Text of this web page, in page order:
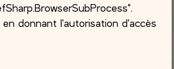
donnant l'autorisation d'accès